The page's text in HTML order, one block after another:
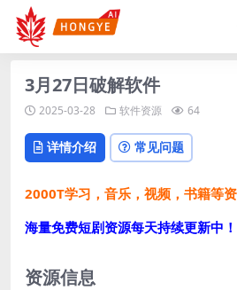
3月27日破解软件
2025-03-28 软件资源 64
详情介绍 常见问题
2000T学习，音乐，视频，书籍等
海量免费短剧资源每天持续更新中！
资源信息